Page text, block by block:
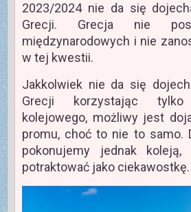
2023/2024 nie da się
Grecji. Grecja nie
międzynarodowych i nie
w tej kwestii.
Jakkolwiek nie da się
Grecji korzystając
kolejowego, możliwy jest
promu, choć to nie to samo.
pokonujemy jednak
potraktować jako ciekawostkę.